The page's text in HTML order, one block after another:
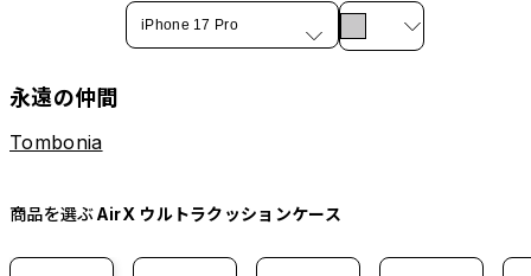
iPhone 17 Pro
永遠の仲間
Tombonia
商品を選ぶAirX ウルトラクッションケース